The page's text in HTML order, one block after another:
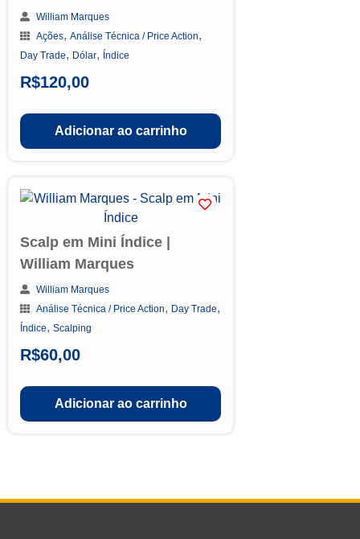
William Marques
Ações, Análise Técnica / Price Action,
Day Trade, Dólar, Índice
R$120,00
Adicionar ao carrinho
Scalp em Mini Índice |
William Marques
William Marques
Análise Técnica / Price Action, Day Trade,
Índice, Scalping
R$60,00
Adicionar ao carrinho